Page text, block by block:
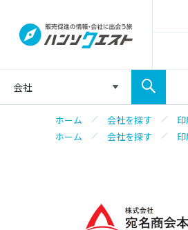
会社
ホーム 会社を探す 印
ホーム
会社を探す 印